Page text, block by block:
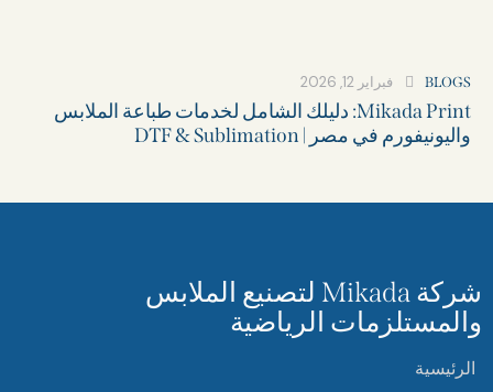
BLOGS فبراير 12, 2026
Mikada Print: دليلك الشامل لخدمات طباعة الملابس
واليونيفورم في مصر | DTF & Sublimation
شركة Mikada لتصنيع الملابس
والمستلزمات الرياضية
الرئيسية